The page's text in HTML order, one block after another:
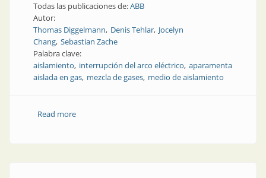
Todas las publicaciones de:ABB
Autor:
Thomas Diggelmann Denis Tehlar Jocelyn
Chang Sebastian Zache
Palabra clave:
aislamiento interrupción del arco eléctrico aparamenta
aislada en gas mezcla de gases medio de aislamiento
Read moreabout Aislamiento | Propuesta de aislamiento más